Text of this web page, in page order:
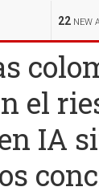
22 NEW
el
IA